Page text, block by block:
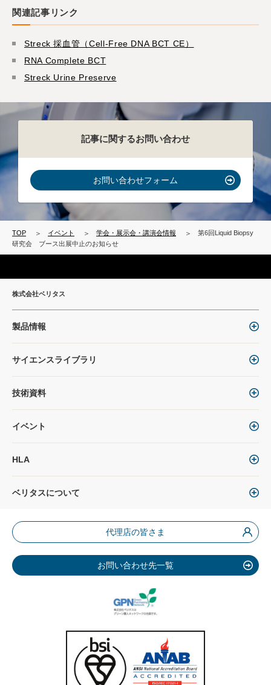
関連記事リンク
Streck 採血管（Cell-Free DNA BCT CE）
RNA Complete BCT
Streck Urine Preserve
記事に関するお問い合わせ
お問い合わせフォーム
TOP イベント 学会・展示会・講演会情報
第6回Liquid Biopsy
研究会 ブース出展中止のお知らせ
株式会社ベリタス
製品情報
サイエンスライブラリ
技術資料
イベント
HLA
ベリタスについて
代理店の皆さま
お問い合わせ先一覧